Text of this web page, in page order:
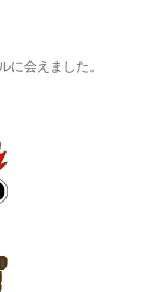
に会えました。